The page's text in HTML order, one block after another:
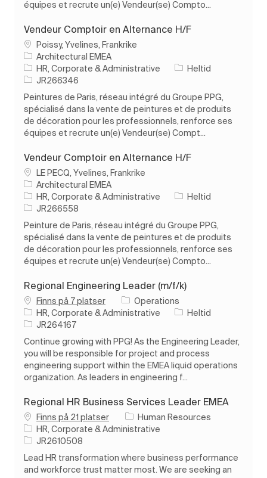
équipes et recrute un(e) Vendeur(se) Compto...
Vendeur Comptoir en Alternance H/F
PlatsPoissy, Yvelines, Frankrike
Architectural EMEA
Kategori
HR, Corporate & Administrative Typ av jobb
Heltid
Jobb-ID
JR266346
Peintures de Paris, réseau intégré du Groupe PPG,
spécialisé dans la vente de peintures et de produits
de décoration pour les professionnels, renforce ses
équipes et recrute un(e) Vendeur(se) Compt...
Vendeur Comptoir en Alternance H/F
PlatsLE PECQ, Yvelines, Frankrike
Architectural EMEA
Kategori
HR, Corporate & Administrative Typ av jobb
Heltid
Jobb-ID
JR266558
Peinture de Paris, réseau intégré du Groupe PPG,
spécialisé dans la vente de peintures et de produits
de décoration pour les professionnels, renforce ses
équipes et recrute un(e) Vendeur(se) Compto...
Regional Engineering Leader (m/f/k)
Finns på 7 platser
Operations
Kategori
HR, Corporate & Administrative Typ av jobb
Heltid
Jobb-ID
JR264167
Continue growing with PPG! As the Engineering Leader,
you will be responsible for project and process
engineering support within the EMEA liquid operations
organization. As leaders in engineering f...
Regional HR Business Services Leader EMEA
Finns på 21 platser
Human Resources
Kategori
HR, Corporate & Administrative
Jobb-ID
JR2610508
Lead HR transformation where business performance
and workforce trust matter most. We are seeking an